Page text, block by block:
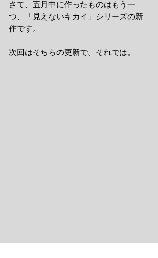
さて、五月中に作ったものはもう一
つ、「見えないキカイ」シリーズの新
作です。
次回はそちらの更新で。それでは。